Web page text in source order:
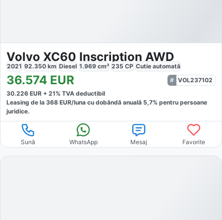
Volvo XC60 Inscription AWD
2021 92.350 km Diesel 1.969 cm³ 235 CP Cutie automată
36.574 EUR
VOL237102
30.226 EUR + 21% TVA deductibil
Leasing de la 368 EUR/luna cu dobăndă anuală 5,7% pentru persoane
juridice.
Sună WhatsApp Mesaj Favorite